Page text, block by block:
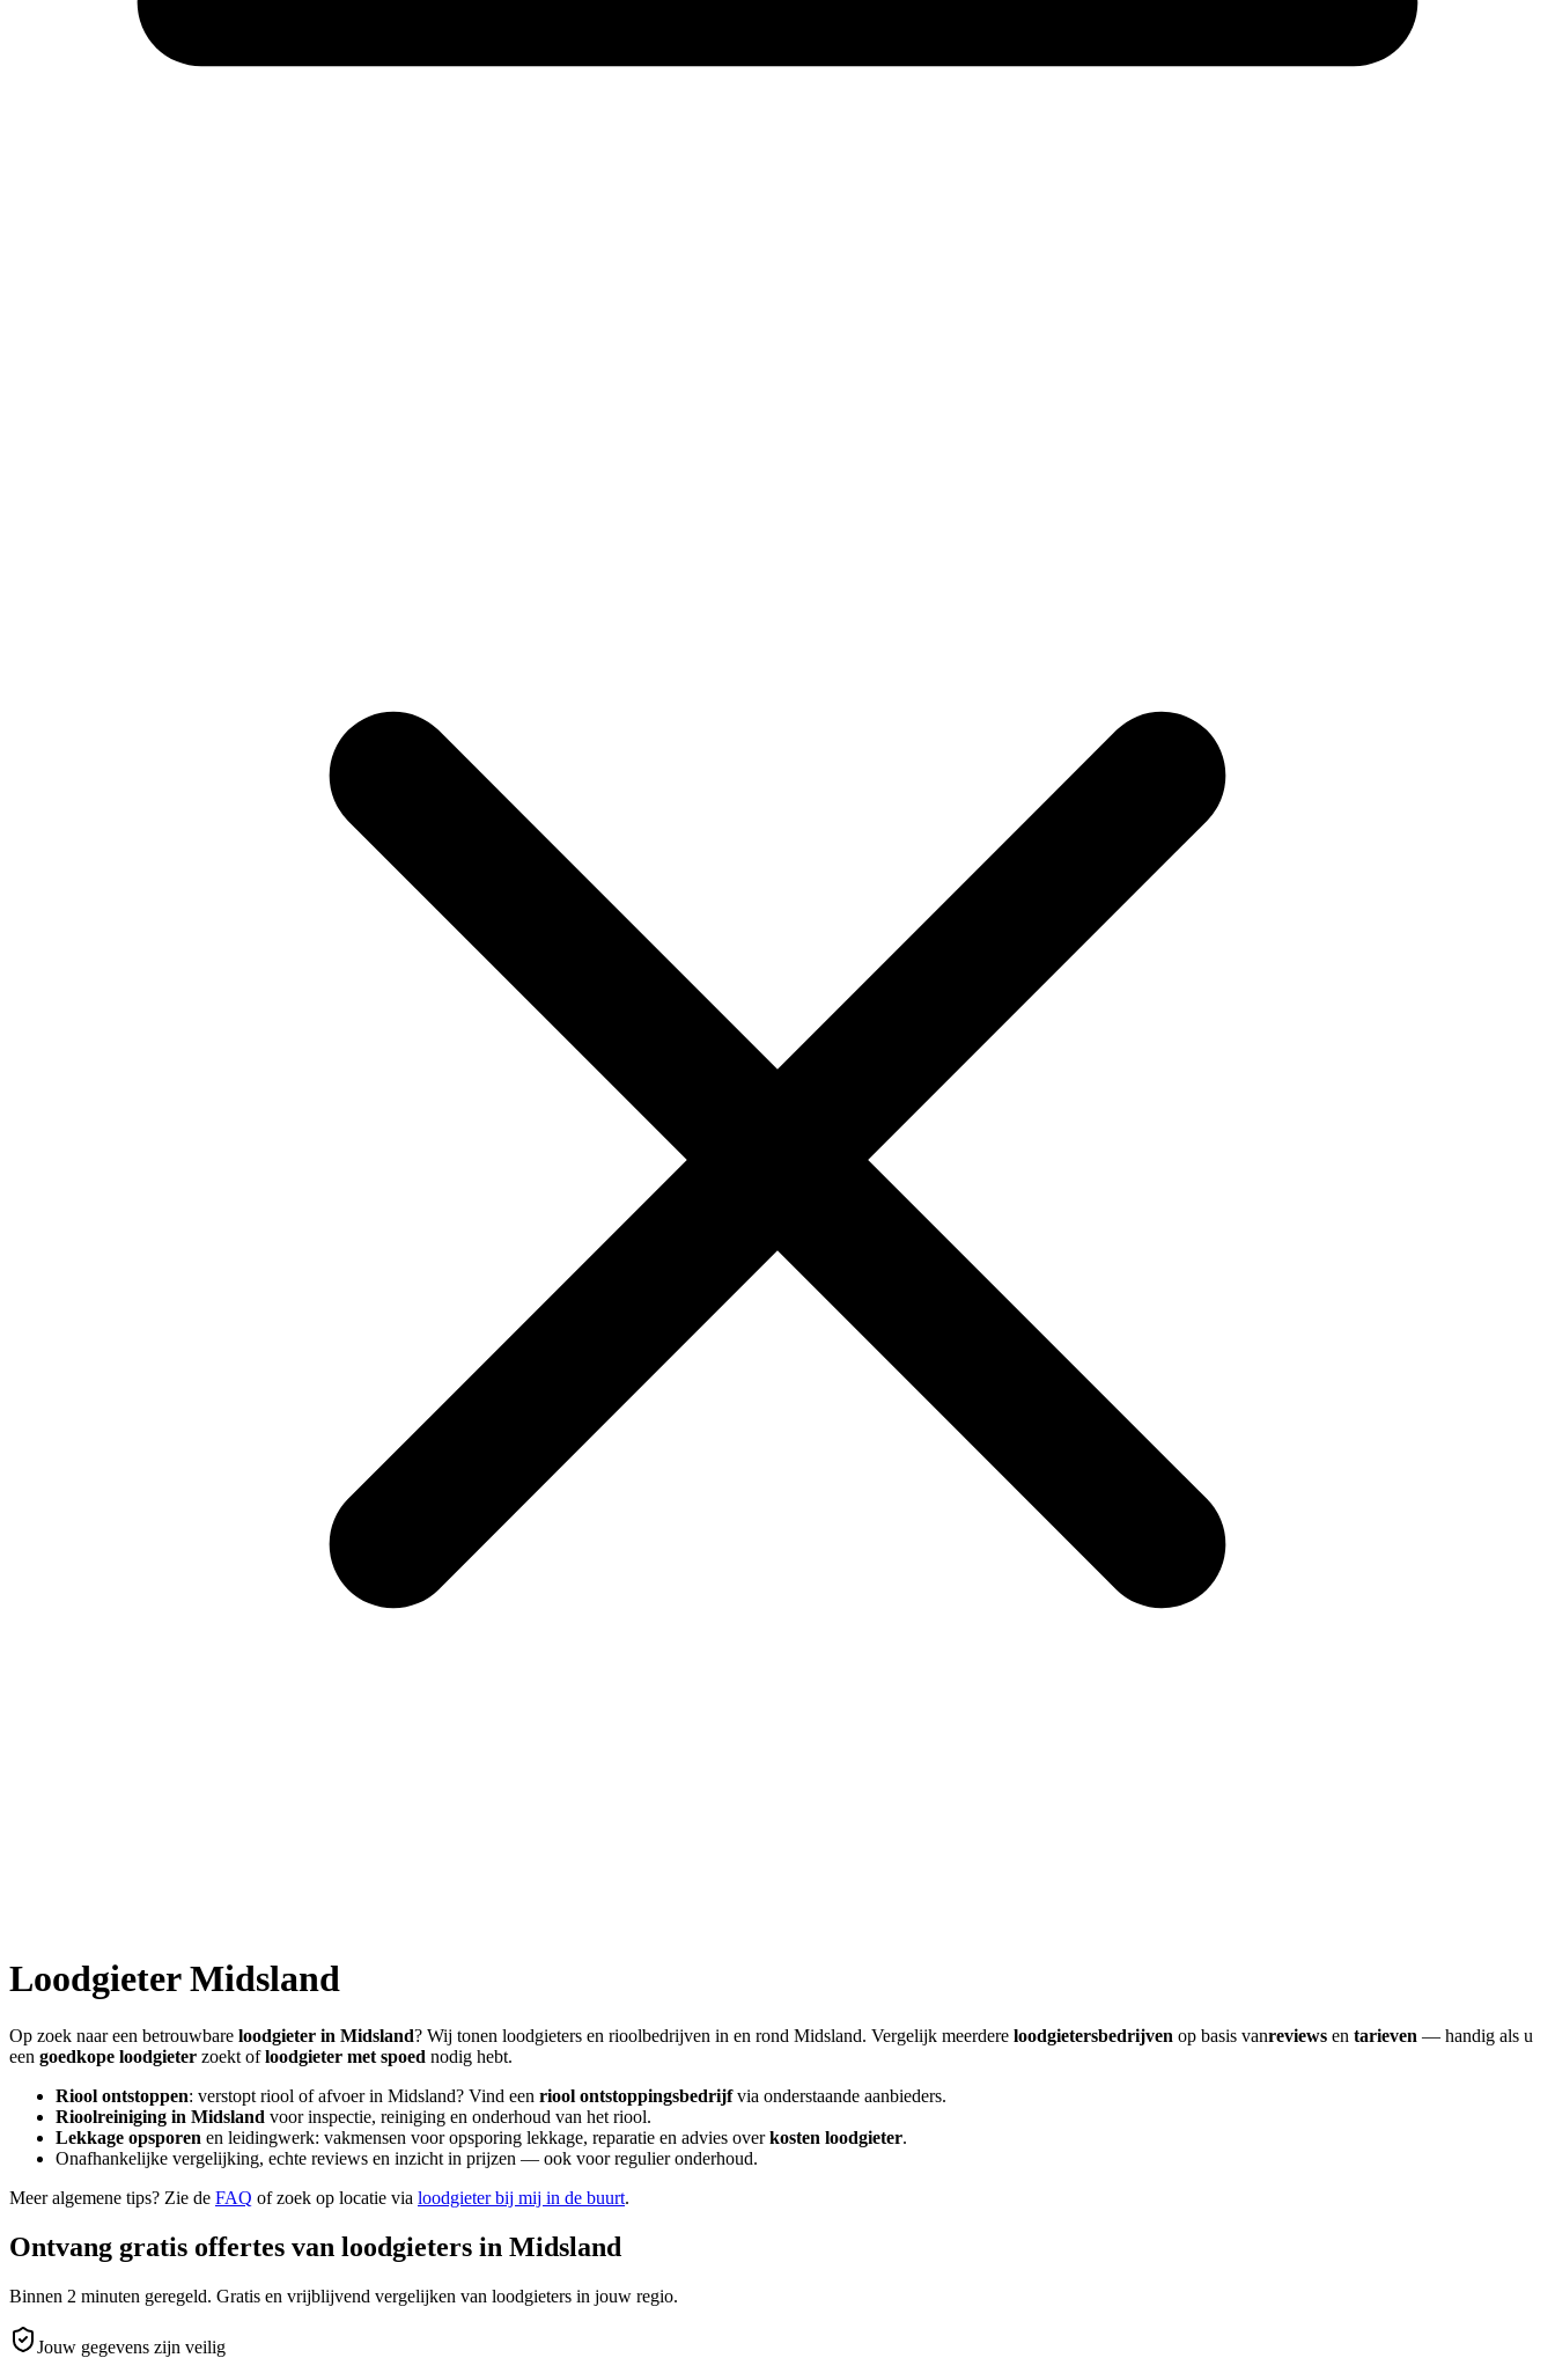
LoodgieterMidsland
Op zoek naar een betrouwbare loodgieter in Midsland? Wij tonen loodgieters en rioolbedrijven in en rond Midsland. Vergelijk meerdere loodgietersbedrijven op basis vanreviews en tarieven — handig als u
een goedkope loodgieter zoekt ofloodgieter met spoed nodig hebt.
Riool ontstoppen: verstopt riool of afvoer in Midsland? Vind een riool ontstoppingsbedrijfvia onderstaande aanbieders.
Rioolreiniging in Midsland voor inspectie, reiniging en onderhoud van het riool.
Lekkage opsporen en leidingwerk: vakmensen voor opsporing lekkage, reparatie en advies overkosten loodgieter.
Onafhankelijke vergelijking, echte reviews en inzicht in prijzen — ook voor regulier onderhoud.
Meer algemene tips? Zie de FAQ of zoek op locatie via loodgieter bij mij in de buurt.
Ontvang gratis offertes van loodgieters in Midsland
Binnen 2 minuten geregeld. Gratis en vrijblijvend vergelijken van loodgieters in jouw regio.
Jouw gegevens zijn veilig